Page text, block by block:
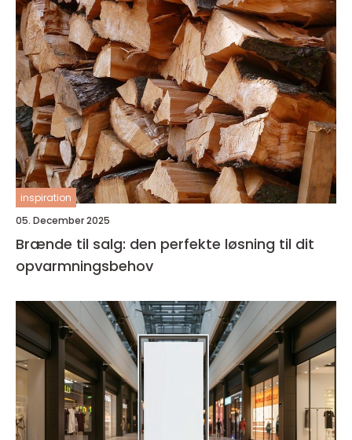
inspiration
05. December 2025
Brænde til salg: den perfekte løsning til dit
opvarmningsbehov